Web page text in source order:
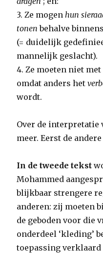
3. Ze mogenhun
tonenbehalve
(= duidelijk
mannelijk geslacht).
4. Ze moeten niet
omdat anders het
wordt.
Over de interpretatie
meer. Eerst de
In de tweede tekst
Mohammed
blijkbaar strengere
anderen: zij moeten
de geboden voor die
onderdeel ‘kleding’
toepassing verklaard